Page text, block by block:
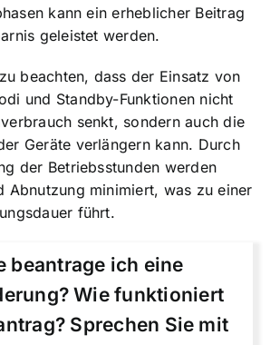
kann ein erheblicher Beitrag
geleistet werden.
beachten, dass der Einsatz von
und Standby-Funktionen nicht
senkt, sondern auch die
Geräte verlängern kann. Durch
der Betriebsstunden werden
Abnutzung minimiert, was zu einer
führt.
beantrage ich eine
Wie funktioniert
Sprechen Sie mit